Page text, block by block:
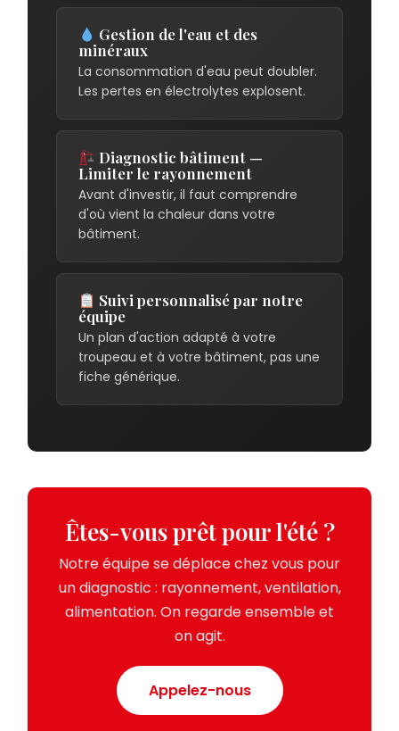
Gestion de l'eau et des
minéraux
La consommation d'eau peut doubler.
Les pertes en électrolytes explosent.
Diagnostic bâtiment —
Limiter le rayonnement
Avant d'investir, il faut comprendre
d'où vient la chaleur dans votre
bâtiment.
Suivi personnalisé par notre
équipe
Un plan d'action adapté à votre
troupeau et à votre bâtiment, pas une
fiche générique.
Êtes-vous prêt pour l'été ?
Notre équipe se déplace chez vous pour
un diagnostic : rayonnement, ventilation,
alimentation. On regarde ensemble et
on agit.
Appelez-nous